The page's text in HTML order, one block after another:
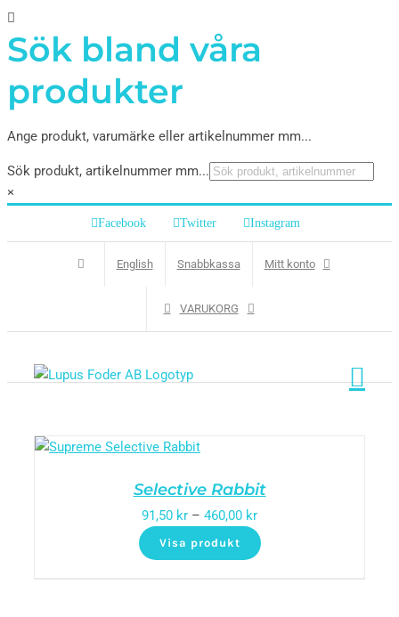
Sök bland våra
produkter
Ange produkt, varumärke eller artikelnummer mm...
Sök produkt, artikelnummer mm...
×
Facebook Twitter Instagram
English Snabbkassa Mitt konto
VARUKORG
Selective Rabbit
91,50 kr – 460,00 kr
Visa produkt